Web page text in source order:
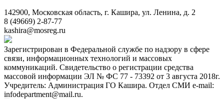
142900, Московская область, г. Кашира, ул. Ленина, д. 2
8 (49669) 2-87-77
kashira@mosreg.ru
Зарегистрирован в Федеральной службе по надзору в сфере
связи, информационных технологий и массовых
коммуникаций. Свидетельство о регистрации средства
массовой информации ЭЛ № ФС 77 - 73392 от 3 августа 2018г.
Учредитель: Администрация ГО Кашира. Отдел СМИ e-mail:
infodepartment@mail.ru.